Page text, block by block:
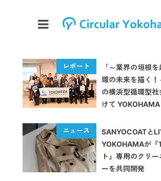
「～業界の垣根
環の未来を描く！
の横浜型循環型
けて
催しました
SANYOCOATと
YOKOHAMAが『
ト』専用のクリ
ーを共同開発